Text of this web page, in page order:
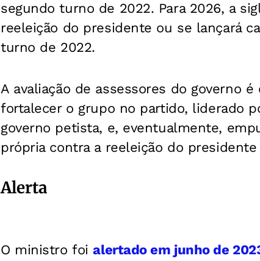
segundo turno de 2022. Para 2026, a
reeleição do presidente ou se lançará
turno de 2022.
A avaliação de assessores do governo
fortalecer o grupo no partido, liderado
governo petista, e, eventualmente,
própria contra a reeleição do
Alerta
O ministro foialertado em junho de